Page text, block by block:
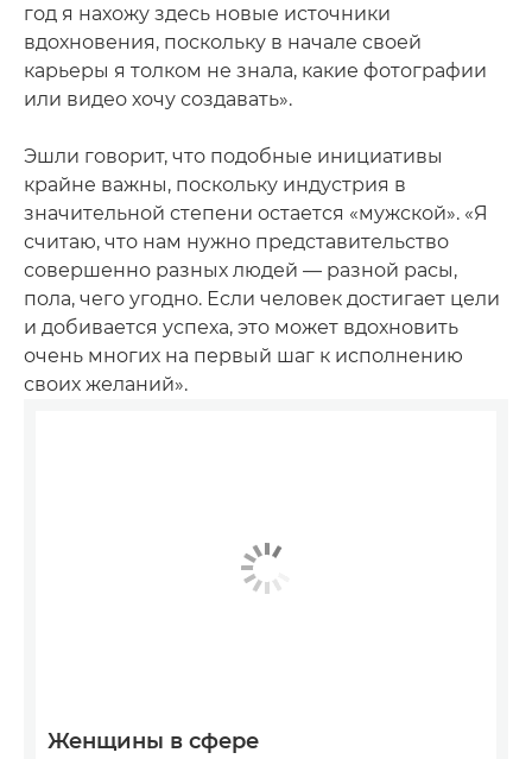
год я нахожу здесь новые источники
вдохновения, поскольку в начале своей
карьеры я толком не знала, какие фотографии
или видео хочу создавать».
Эшли говорит, что подобные инициативы
крайне важны, поскольку индустрия в
значительной степени остается «мужской». «Я
считаю, что нам нужно представительство
совершенно разных людей — разной расы,
пола, чего угодно. Если человек достигает цели
и добивается успеха, это может вдохновить
очень многих на первый шаг к исполнению
своих желаний».
Женщины в сфере